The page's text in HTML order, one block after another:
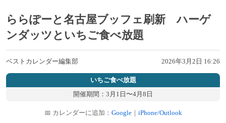
ー
ららぽーと名古屋ブッフェ刷新 ハーゲ
ンダッツといちご食べ放題
ベストカレンダー編集部 2026年3月2日 16:26
いちご食べ放題
開催期間：3月1日〜4月8日
📅 カレンダーに追加： Google｜ iPhone/Outlook